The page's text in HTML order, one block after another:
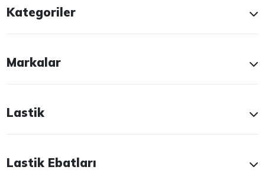
Kategoriler
Markalar
Lastik
Lastik Ebatları